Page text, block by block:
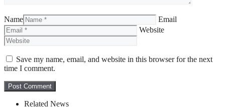
Name
Email
Website
Save my name, email, and website in this browser for the next
time I comment.
Related News